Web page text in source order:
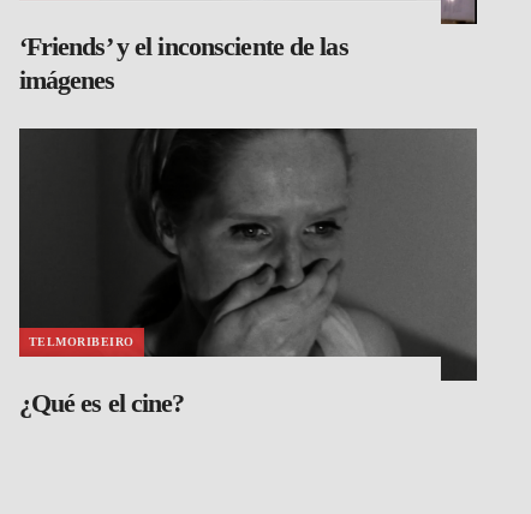
‘Friends’ y el inconsciente de las
imágenes
TELMORIBEIRO
¿Qué es el cine?